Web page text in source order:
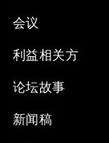
会议
利益相关方
论坛故事
新闻稿